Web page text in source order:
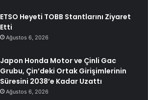
ETSO Heyeti TOBB Stantlarını Ziyaret
Etti
Ağustos 6, 2026
Japon Honda Motor ve Çinli Gac
Grubu, Çin’deki Ortak Girişimlerinin
Süresini 2038’e Kadar Uzattı
Ağustos 6, 2026